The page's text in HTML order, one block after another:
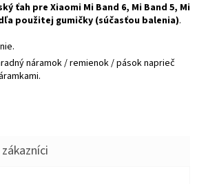
ťah pre Xiaomi Mi Band 6, Mi Band 5, Mi
použitej gumičky (súčasťou balenia).
náramok / remienok / pások naprieč